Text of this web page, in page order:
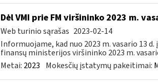
Dėl VMI prie FM viršininko 2023 m.
Web turinio sąrašas 2023-02-14
Informuojame, kad nuo 2023 m. vasario 13
finansų ministerijos viršininko 2023 m.
Metai: 2023 Mokesčių įstatymų pakeitimai: